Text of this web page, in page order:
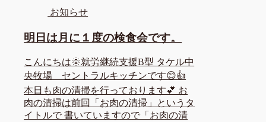
お知らせ
明日は月に１度の検食会です。
こんにちは🌞就労継続支援B型 タケル中
央牧場 セントラルキッチンです😊👍
本日も肉の清掃を行っております💕 お
肉の清掃は前回「お肉の清掃」というタ
イトルで 書いていますので「お肉の清